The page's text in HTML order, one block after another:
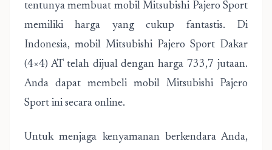
tentunya membuat mobil Mitsubishi Pajero Sport
memiliki harga yang cukup fantastis. Di
Indonesia, mobil Mitsubishi Pajero Sport Dakar
(4×4) AT telah dijual dengan harga 733,7 jutaan.
Anda dapat membeli mobil Mitsubishi Pajero
Sport ini secara online.
Untuk menjaga kenyamanan berkendara Anda,